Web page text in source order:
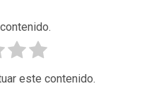
este contenido.